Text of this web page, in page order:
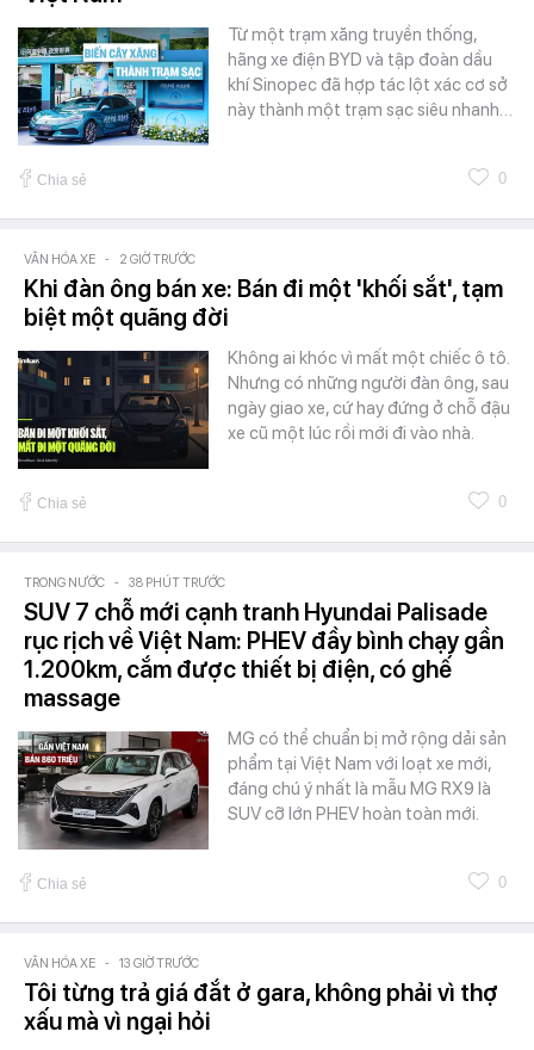
Từ một trạm xăng truyền thống,
hãng xe điện BYD và tập đoàn dầu
khí Sinopec đã hợp tác lột xác cơ sở
này thành một trạm sạc siêu nhanh…
Chia sẻ 0
VĂN HÓA XE - 2 GIỜ TRƯỚC
Khi đàn ông bán xe: Bán đi một 'khối sắt', tạm
biệt một quãng đời
Không ai khóc vì mất một chiếc ô tô.
Nhưng có những người đàn ông, sau
ngày giao xe, cứ hay đứng ở chỗ đậu
xe cũ một lúc rồi mới đi vào nhà.
Chia sẻ 0
TRONG NƯỚC - 38 PHÚT TRƯỚC
SUV 7 chỗ mới cạnh tranh Hyundai Palisade
rục rịch về Việt Nam: PHEV đầy bình chạy gần
1.200km, cắm được thiết bị điện, có ghế
massage
MG có thể chuẩn bị mở rộng dải sản
phẩm tại Việt Nam với loạt xe mới,
đáng chú ý nhất là mẫu MG RX9 là
SUV cỡ lớn PHEV hoàn toàn mới.
Chia sẻ 0
VĂN HÓA XE - 13 GIỜ TRƯỚC
Tôi từng trả giá đắt ở gara, không phải vì thợ
xấu mà vì ngại hỏi